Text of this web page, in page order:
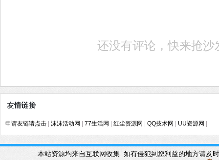
还没有评论，快来抢沙
申请友链请点击 沫沫活动网 77生活网 红尘资源网 QQ技术网 UU资源网
本站资源均来自互联网收集 如有侵犯到您利益的地方请